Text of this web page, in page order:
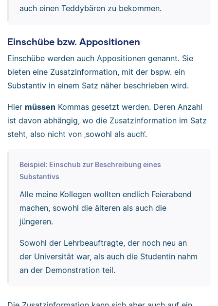
auch einen Teddybären zu bekommen.
Einschübe bzw. Appositionen
Einschübe werden auch Appositionen genannt. Sie
bieten eine Zusatzinformation, mit der bspw. ein
Substantiv in einem Satz näher beschrieben wird.
Hier müssen Kommas gesetzt werden. Deren Anzahl
ist davon abhängig, wo die Zusatzinformation im Satz
steht, also nicht von ‚sowohl als auch‘.
Beispiel: Einschub zur Beschreibung eines
Substantivs
Alle meine Kollegen wollten endlich Feierabend
machen, sowohl die älteren als auch die
jüngeren.
Sowohl der Lehrbeauftragte, der noch neu an
der Universität war, als auch die Studentin nahm
an der Demonstration teil.